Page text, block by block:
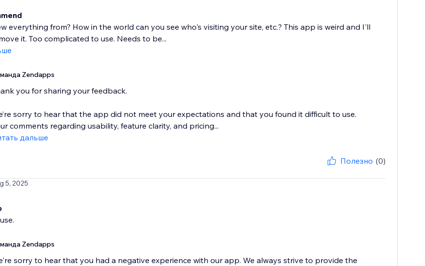
everything from? How in the world can you see who's visiting your site, etc.? This app is weird and I'll
it. Too complicated to use. Needs to be...
Zendapps
you for sharing your feedback.
sorry to hear that the app did not meet your expectations and that you found it difficult to use.
comments regarding usability, feature clarity, and pricing...
дальше
Полезно (0)
5, 2025
Zendapps
sorry to hear that you had a negative experience with our app. We always strive to provide the